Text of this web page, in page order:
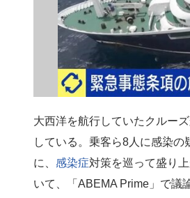
大西洋を航行していたクルー
している。乗客ら8人に感染
に、 感染症対策を巡って盛り
いて、「ABEMA Prime」で議